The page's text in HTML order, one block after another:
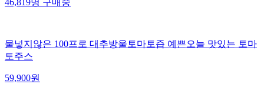
46,819명구매중
물넣지않은 100프로 대추방울토마토즙 예쁜오늘 맛있는 토마
토주스
59,900원